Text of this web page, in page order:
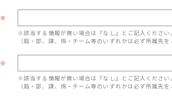
※
※該当する情報が無い場合は『なし』とご記入ください。
（局・部、課、係・チーム等のいずれかは必ず所属先を
※
※該当する情報が無い場合は『なし』とご記入ください。
（局・部、課、係・チーム等のいずれかは必ず所属先を